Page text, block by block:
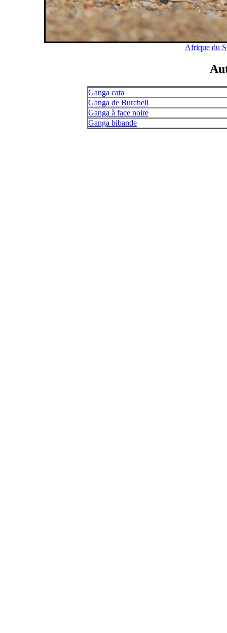
Afrique du
Ganga cata
Ganga de Burchell
Ganga à face noire
Ganga bibande